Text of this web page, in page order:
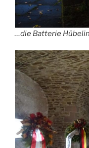
…die Batterie